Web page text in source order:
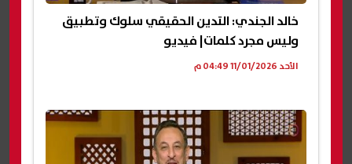
خالد الجندي: التدين الحقيقي سلوك وتطبيق
وليس مجرد كلمات| فيديو
الأحد 11/01/2026 04:49 م